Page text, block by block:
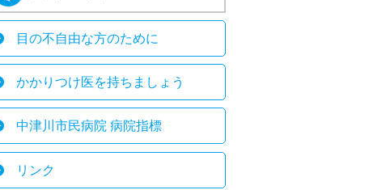
目の不自由な方のために
かかりつけ医を持ちましょう
中津川市民病院 病院指標
リンク